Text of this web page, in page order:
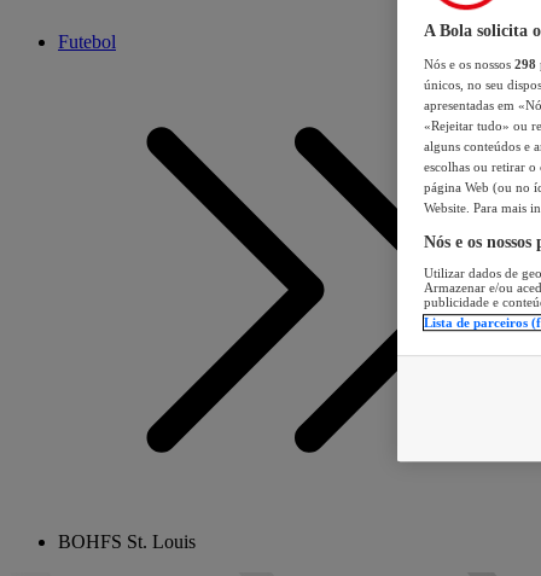
Futebol
BOHFS St. Louis
A Bola solicita
Nós e os nossos 298
únicos, no seu
apresentadas em
«Rejeitar tudo» ou
alguns conteúdos e
escolhas ou retirar
página Web (ou no
Website. Para mais
Nós e os
Utilizar dados de
Armazenar e/ou
publicidade e
Lista de parceiros